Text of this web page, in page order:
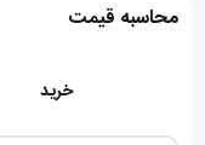
محاسبه قیمت
خرید